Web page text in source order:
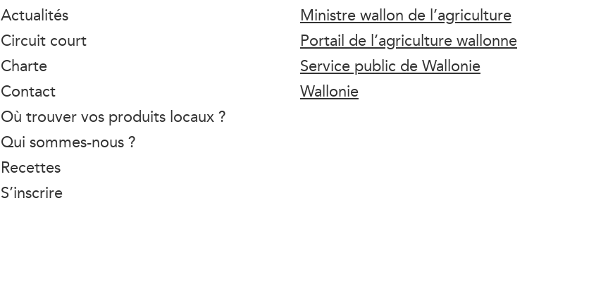
Actualités
Circuit court
Charte
Contact
Où trouver vos produits locaux ?
Qui sommes-nous ?
Recettes
S’inscrire
Ministre wallon de l’agriculture
Portail de l’agriculture wallonne
Service public de Wallonie
Wallonie